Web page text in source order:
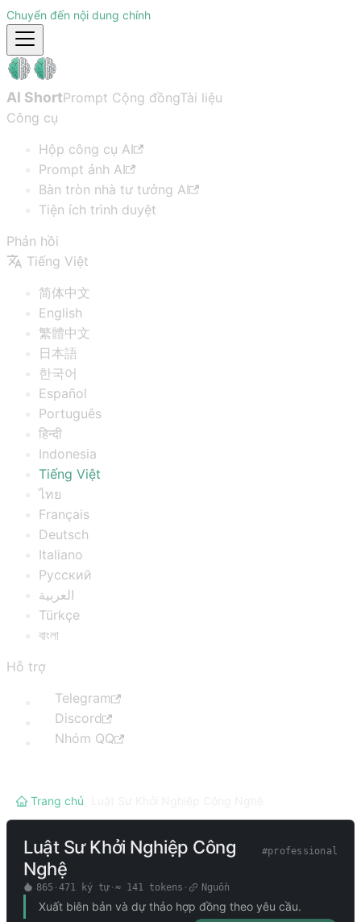
Chuyển đến nội dung chính
AI ShortPrompt Cộng đồngTài liệu
Công cụ
Hộp công cụ AI
Prompt ảnh AI
Bàn tròn nhà tư tưởng AI
Tiện ích trình duyệt
Phản hồi
Tiếng Việt
简体中文
English
繁體中文
日本語
한국어
Español
Português
हिन्दी
Indonesia
Tiếng Việt
ไทย
Français
Deutsch
Italiano
Русский
العربية
Türkçe
বাংলা
Hỗ trợ
Telegram
Discord
Nhóm QQ
Trang chủ
Luật Sư Khởi Nghiệp Công
Nghệ
#professional
865 · 471 ký tự· ≈ 141tokens · Nguồn
Xuất biên bản và dự thảo hợp đồng theo yêu cầu.